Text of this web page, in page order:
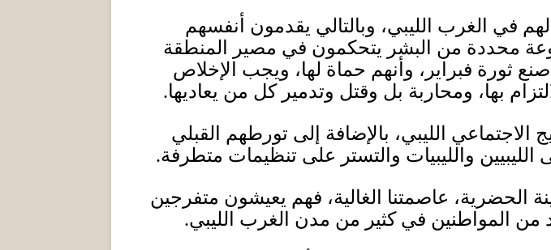
في الغرب الليبي، وبالتالي يقدمون أنفسهم
محددة من البشر يتحكمون في مصير المنطقة
ثورة فبراير، وأنهم حماة لها، ويجب الإخلاص
بها، ومحاربة بل وقتل وتدمير كل من يعاديها.
الليبي، بالإضافة إلى تورطهم القبلي
والليبيات والتستر على تنظيمات متطرفة.
الحضرية، عاصمتنا الغالية، فهم يعيشون متفرجين
من المواطنين في كثير من مدن الغرب الليبي.